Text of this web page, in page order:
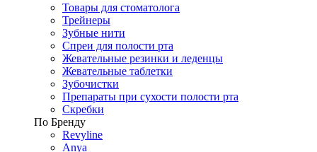
Товары для стоматолога
Трейнеры
Зубные нити
Спреи для полости рта
Жевательные резинки и леденцы
Жевательные таблетки
Зубочистки
Препараты при сухости полости рта
Скребки
По Бренду
Revyline
Anya